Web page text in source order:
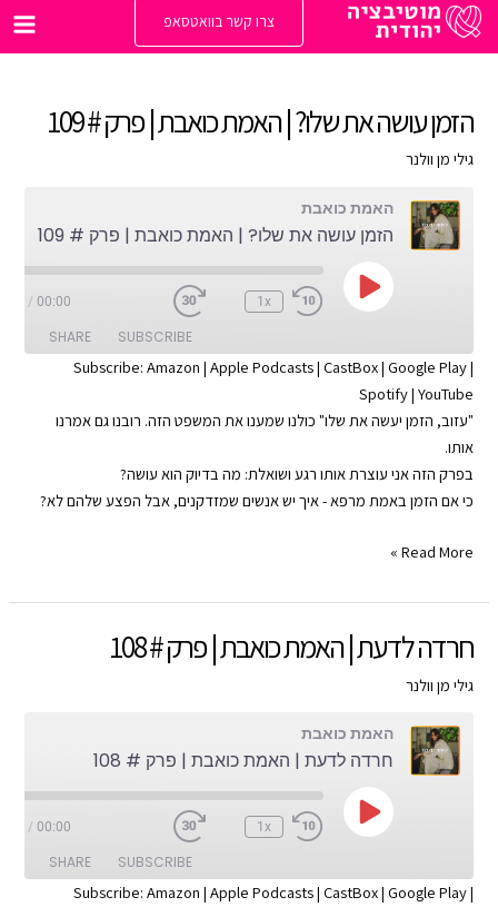
לתוכן
צרו קשר בוואטסאפ
הזמן עושה את שלו? | האמת כואבת | פרק # 109
גילי מן וולנר
האמת כואבת
הזמן עושה את שלו? | האמת כואבת | פרק # 109
Play
Episode
1x
00:00
/
SUBSCRIBE
SHARE
Amazon
CastBox
RSS FEED
SHARE
LINK
Subscribe: Amazon | Apple Podcasts| CastBox| Google Play|
Spotify| YouTube
"עזוב, הזמן יעשה את שלו" כולנו שמענו את המשפט הזה. רובנו גם אמרנו
אותו.
בפרק הזה אני עוצרת אותו רגע ושואלת: מה בדיוק הוא עושה?
כי אם הזמן באמת מרפא - איך יש אנשים שמזדקנים, אבל הפצע שלהם לא?
הזמן
את
|
האמת
פרק
Read More »
חרדה לדעת | האמת כואבת | פרק # 108
גילי מן וולנר
האמת כואבת
חרדה לדעת | האמת כואבת | פרק # 108
Play
Episode
1x
00:00
/
SUBSCRIBE
SHARE
Subscribe: Amazon | Apple Podcasts| CastBox| Google Play|